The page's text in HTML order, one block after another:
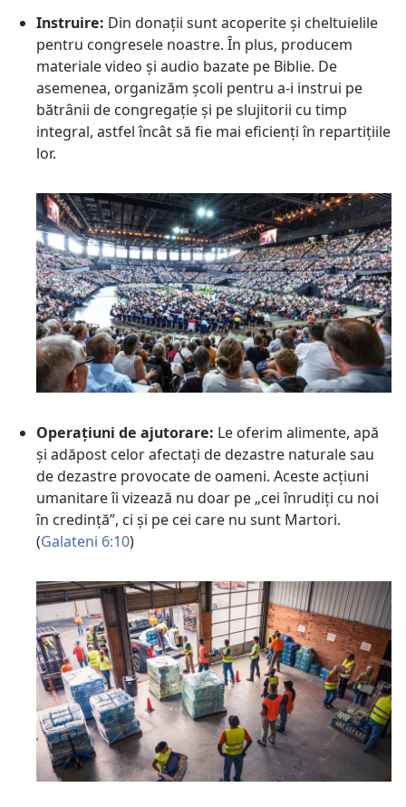
Instruire: Din donații sunt acoperite și cheltuielile
pentru congresele noastre. În plus, producem
materiale video și audio bazate pe Biblie. De
asemenea, organizăm școli pentru a-i instrui pe
bătrânii de congregație și pe slujitorii cu timp
integral, astfel încât să fie mai eficienți în repartițiile
lor.
Operațiuni de ajutorare: Le oferim alimente, apă
și adăpost celor afectați de dezastre naturale sau
de dezastre provocate de oameni. Aceste acțiuni
umanitare îi vizează nu doar pe „cei înrudiți cu noi
în credință”, ci și pe cei care nu sunt Martori.
(Galateni 6:10)